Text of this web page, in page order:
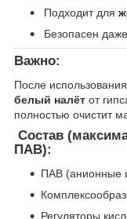
Подходит для
Безопасен
Важно:
После
белый налёт от
полностью очистит
Состав
ПАВ):
ПАВ (анионные
Регуляторы